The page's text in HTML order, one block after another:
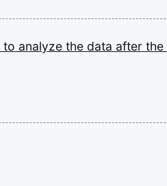
to analyze the data after the